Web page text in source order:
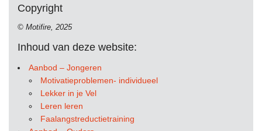
Copyright
© Motifire, 2025
Inhoud van deze website:
Aanbod – Jongeren
Motivatieproblemen- individueel
Lekker in je Vel
Leren leren
Faalangstreductietraining